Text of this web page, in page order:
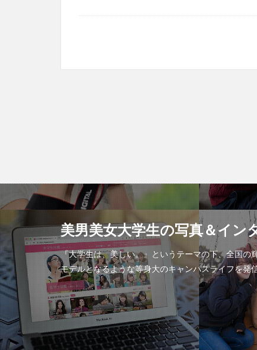
美男美女大学生の写真＆イン
『大学生は、美しい。』というテーマの下、全国
モデルとなるような等身大のキャンパスライフを